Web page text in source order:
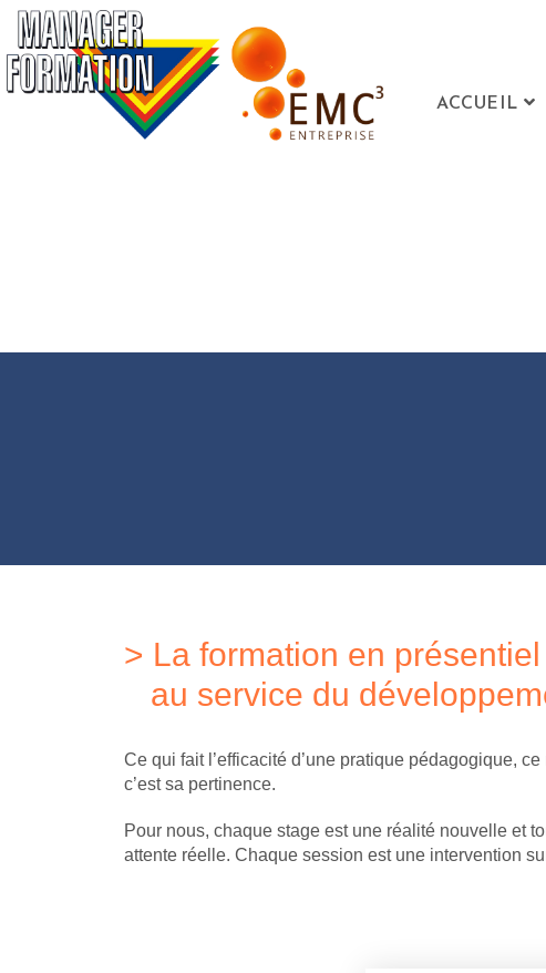
ACCUEIL
> La formation en
au service du
Ce qui fait l’efficacité d’une pratique pédagogique,
c’est sa pertinence.
Pour nous, chaque stage est une réalité nouvelle et
attente réelle. Chaque session est une intervention